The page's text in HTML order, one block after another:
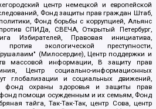
центр немецкой и европейской
Фонд защиты прав граждан Штаб,
Фонд борьбы с коррупцией, Альянс
СПИДа, СВЕЧА, Открытый Петербург,
Избирателей, Правовая инициатива,
экологической преступности,
(Милосердие), Центр поддержки и
массовой информации, В защиту прав
Центр социально-информационных
глобализации и социальных движений,
фонд охраны здоровья и защиты прав
фонд помощи осужденным и их семьям, Фонд
тайга, Так-Так-Так, центр Сова, центр